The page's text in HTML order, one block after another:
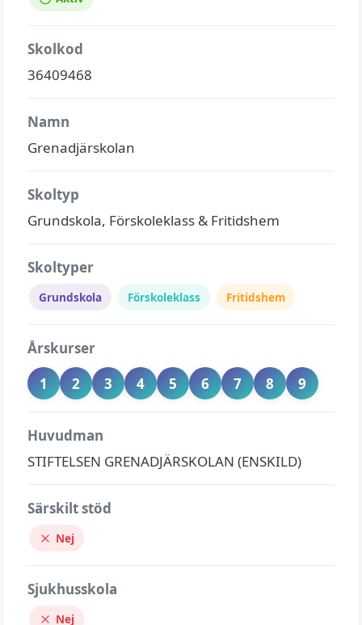
Skolkod
36409468
Namn
Grenadjärskolan
Skoltyp
Grundskola, Förskoleklass & Fritidshem
Skoltyper
Grundskola Förskoleklass Fritidshem
Årskurser
1
2 3 4 5 6 7 8 9
Huvudman
STIFTELSEN GRENADJÄRSKOLAN (ENSKILD)
Särskilt stöd
Nej
Sjukhusskola
Nej